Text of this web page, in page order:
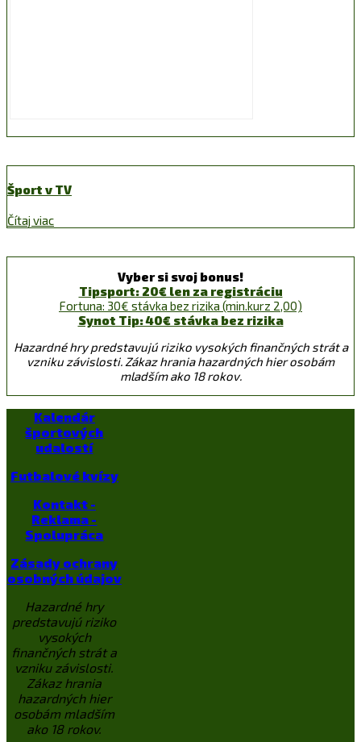
Šport v TV
Čítaj viac
Vyber si svoj bonus!
Tipsport: 20€ len za registráciu
Fortuna: 30€ stávka bez rizika (min.kurz 2,00)
Synot Tip: 40€ stávka bez rizika
Hazardné hry predstavujú riziko vysokých finančných strát a
vzniku závislosti. Zákaz hrania hazardných hier osobám
mladším ako 18 rokov.
Kalendár
športových
udalostí
Futbalové kvízy
Kontakt -
Reklama -
Spolupráca
Zásady ochrany
osobných údajov
Hazardné hry
predstavujú riziko
vysokých
finančných strát a
vzniku závislosti.
Zákaz hrania
hazardných hier
osobám mladším
ako 18 rokov.